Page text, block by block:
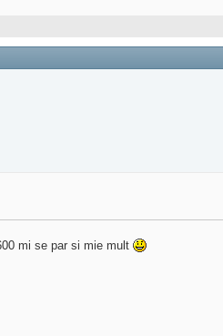
mi se par si mie mult